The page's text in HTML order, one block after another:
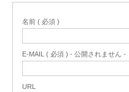
名前 ( 必須 )
E-MAIL ( 必須 ) - 公開されません -
URL